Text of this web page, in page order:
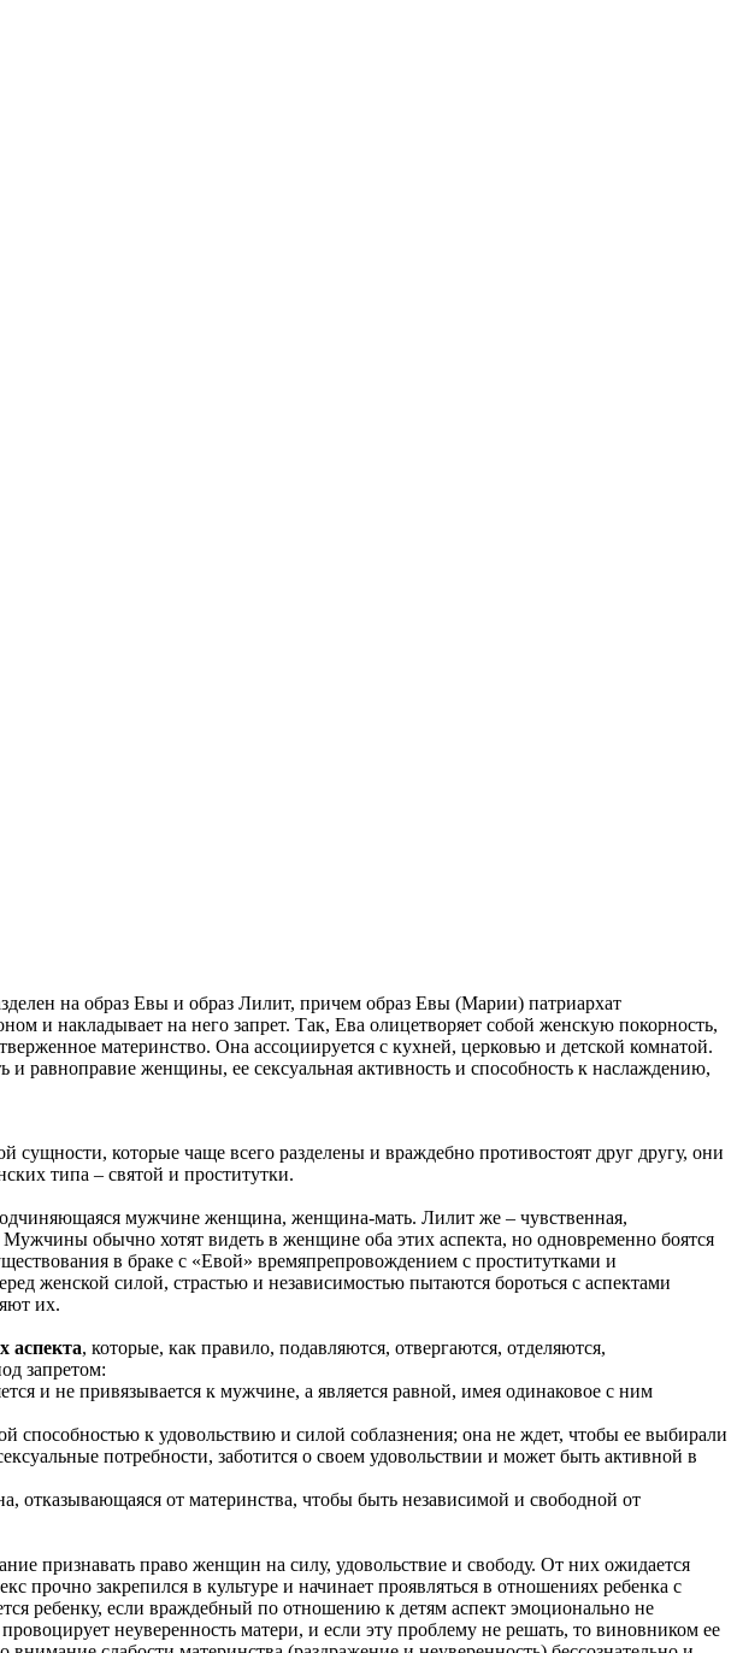
на образ Евы и образ Лилит, причем образ Евы (Марии) патриархат
и накладывает на него запрет. Так, Ева олицетворяет собой женскую покорность,
материнство. Она ассоциируется с кухней, церковью и детской комнатой.
равноправие женщины, ее сексуальная активность и способность к наслаждению,
которые чаще всего разделены и враждебно противостоят друг другу, они
типа – святой и проститутки.
мужчине женщина, женщина-мать. Лилит же – чувственная,
Мужчины обычно хотят видеть в женщине оба этих аспекта, но одновременно боятся
в браке с «Евой» времяпрепровождением с проститутками и
женской силой, страстью и независимостью пытаются бороться с аспектами
их.
аспекта, которые, как правило, подавляются, отвергаются, отделяются,
запретом:
и не привязывается к мужчине, а является равной, имея одинаковое с ним
способностью к удовольствию и силой соблазнения; она не ждет, чтобы ее выбирали
потребности, заботится о своем удовольствии и может быть активной в
отказывающаяся от материнства, чтобы быть независимой и свободной от
признавать право женщин на силу, удовольствие и свободу. От них ожидается
прочно закрепился в культуре и начинает проявляться в отношениях ребенка с
ребенку, если враждебный по отношению к детям аспект эмоционально не
неуверенность матери, и если эту проблему не решать, то виновником ее